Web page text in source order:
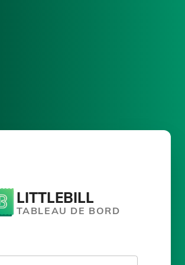
LITTLEBILL
TABLEAU DE BORD